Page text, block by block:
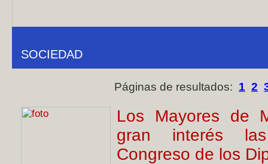
SOCIEDAD
Páginas de resultados: 1 2
Los Mayores de
gran interés
Congreso de los